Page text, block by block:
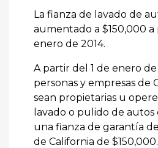
La fianza de lavado de
aumentado a $150,000 a
enero de 2014.
A partir del 1 de enero de
personas y empresas de
sean propietarias u
lavado o pulido de
una fianza de garantía
de California de $150,000.